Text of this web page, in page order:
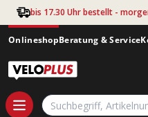
Zum Hauptinhalt springen
bis 17.30 Uhr bestellt -
OnlineshopBeratung & Service